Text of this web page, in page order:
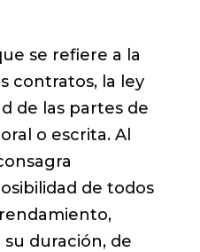
se refiere a la
contratos, la ley
de las partes de
o escrita. Al
de todos
duración, de